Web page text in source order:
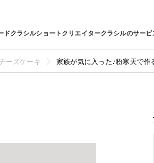
ドクラシルショートクリエイタークラシルのサービ
ーズケーキ 家族が気に入った♪粉寒天で